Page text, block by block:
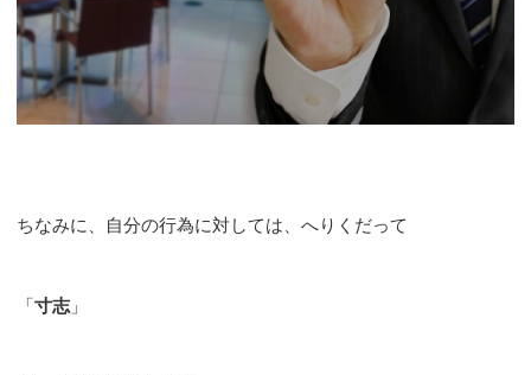
ちなみに、自分の行為に対しては、へりくだって
「寸志 」